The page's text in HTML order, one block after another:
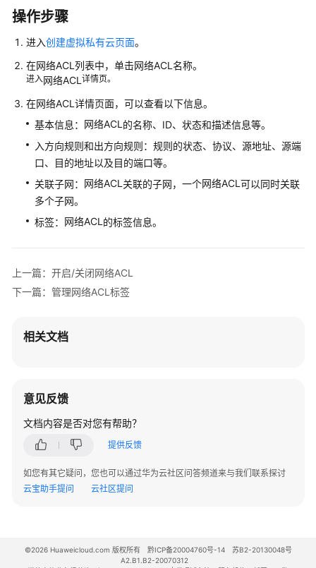
入
门
用
户
指
通
过
IAM
授
使
的
权
虚
云
子
网
路
由
由
操作步骤
进入创建虚拟私有云页面。
在网络ACL 列表中，单击网络ACL 名称。
进入网络ACL 详情页。
在网络ACL 详情页面，可以查看以下信息。
基本信息： 网络ACL 的名称、ID、状态和描述信息等。
入方向规则和出方向规则：规则的状态、协议、源地址、源端
口、目的地址以及目的端口等。
关联子网： 网络ACL 关联的子网，一个网络ACL 可以同时关联
多个子网。
标签： 网络ACL 的标签信息。
上一篇：开启/关闭网络ACL
下一篇：管理网络ACL标签
相关文档
意见反馈
文档内容是否对您有帮助？
提供反馈
如您有其它疑问，您也可以通过华为云社区问答频道来与我们联系探讨
云宝助手提问
云社区提问
©2026 Huaweicloud.com 版权所有 黔ICP备20004760号-14
苏B2-20130048号
A2.B1.B2-20070312